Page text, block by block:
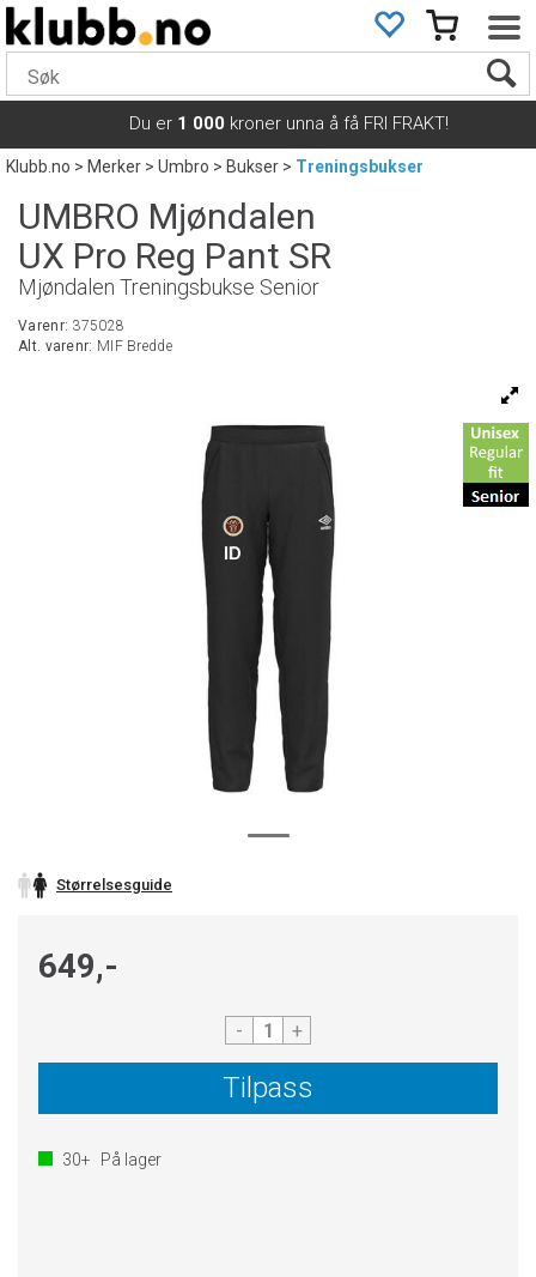
Du er 1 000 kroner unna å få FRI FRAKT!
Klubb.no>Merker>Umbro>Bukser>Treningsbukser
UMBRO Mjøndalen
UX Pro Reg Pant SR
Mjøndalen Treningsbukse Senior
Varenr: 375028
Alt. varenr: MIF Bredde
Størrelsesguide
649,-
- +
Tilpass
30+ På lager